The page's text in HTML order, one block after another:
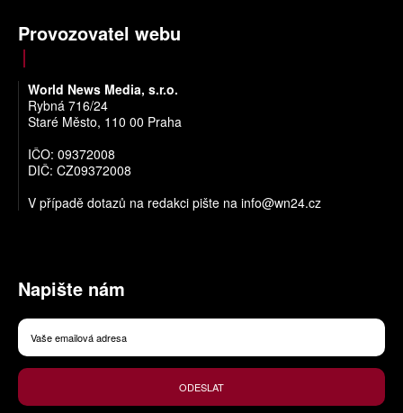
Provozovatel webu
World News Media, s.r.o.
Rybná 716/24
Staré Město, 110 00 Praha
IČO: 09372008
DIČ: CZ09372008
V případě dotazů na redakci pište na info@wn24.cz
Napište nám
ODESLAT